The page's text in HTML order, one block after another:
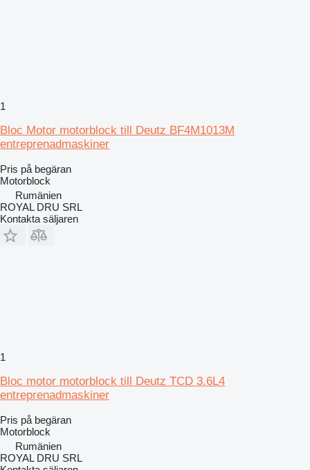
1
Bloc Motor motorblock till Deutz BF4M1013M
entreprenadmaskiner
Pris på begäran
Motorblock
Rumänien
ROYAL DRU SRL
Kontakta säljaren
1
Bloc motor motorblock till Deutz TCD 3.6L4
entreprenadmaskiner
Pris på begäran
Motorblock
Rumänien
ROYAL DRU SRL